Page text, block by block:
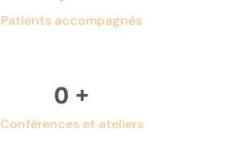
Patients accompagnés
0 +
Conférences et ateliers